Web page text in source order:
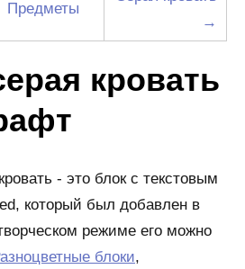
Предметы
→
кровать
- это блок с текстовым
который был добавлен в
режиме его можно
блоки,